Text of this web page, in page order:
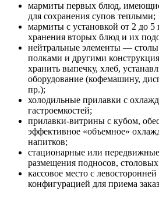
мармиты первых блюд,
для сохранения супов теплыми;
мармиты с установкой от 2 до 5
хранения вторых блюд и их
нейтральные элементы —
полками и другими
хранить выпечку, хлеб,
оборудование (кофемашину,
пр.);
холодильные прилавки с
гастроемкостей;
прилавки-витрины с кубом,
эффективное «объемное»
напитков;
стационарные или
размещения подносов,
кассовое место с
конфигурацией для приема